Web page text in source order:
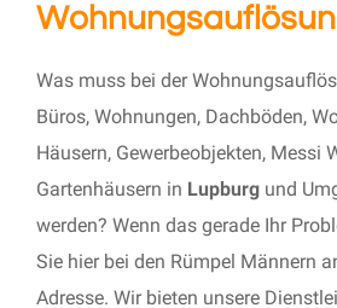
Was muss bei der
Büros, Wohnungen, Dachböden,
Häusern, Gewerbeobjekten, Messi
Gartenhäusern in Lupburg und
werden? Wenn das gerade Ihr
Sie hier bei den Rümpel Männern
Adresse. Wir bieten unsere